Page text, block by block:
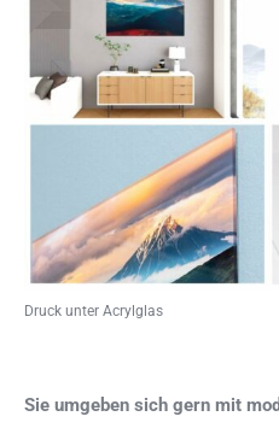
Druck unter Acrylglas
Sie umgeben sich gern mit